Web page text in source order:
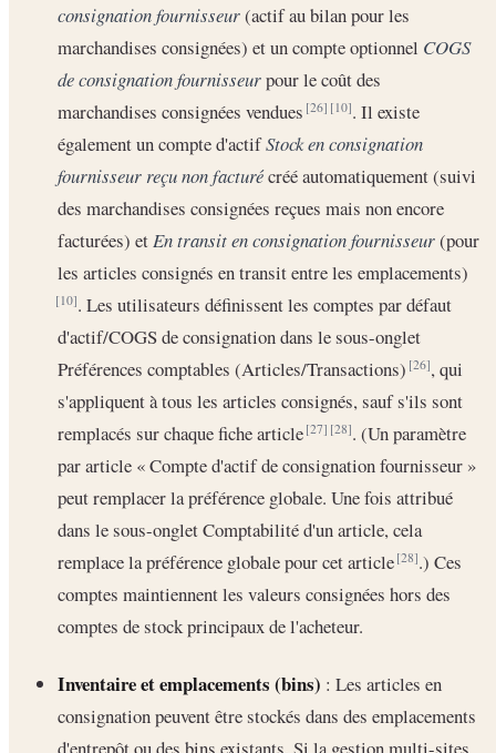
consignation fournisseur(actif au bilan pour les
marchandises consignées) et un compte optionnel COGS
de consignation fournisseurpour le coût des
marchandises consignées vendues[26] [10]. Il existe
également un compte d'actifStock en consignation
fournisseur reçu non facturécréé automatiquement (suivi
des marchandises consignées reçues mais non encore
facturées) etEn transit en consignation fournisseur(pour
les articles consignés en transit entre les emplacements)
[10]. Les utilisateurs définissent les comptes par défaut
d'actif/COGS de consignation dans le sous-onglet
Préférences comptables (Articles/Transactions)[26], qui
s'appliquent à tous les articles consignés, sauf s'ils sont
remplacés sur chaque fiche article[27] [28]. (Un paramètre
par article « Compte d'actif de consignation fournisseur »
peut remplacer la préférence globale. Une fois attribué
dans le sous-onglet Comptabilité d'un article, cela
remplace la préférence globale pour cet article[28].) Ces
comptes maintiennent les valeurs consignées hors des
comptes de stock principaux de l'acheteur.
Inventaire et emplacements (bins) : Les articles en
consignation peuvent être stockés dans des emplacements